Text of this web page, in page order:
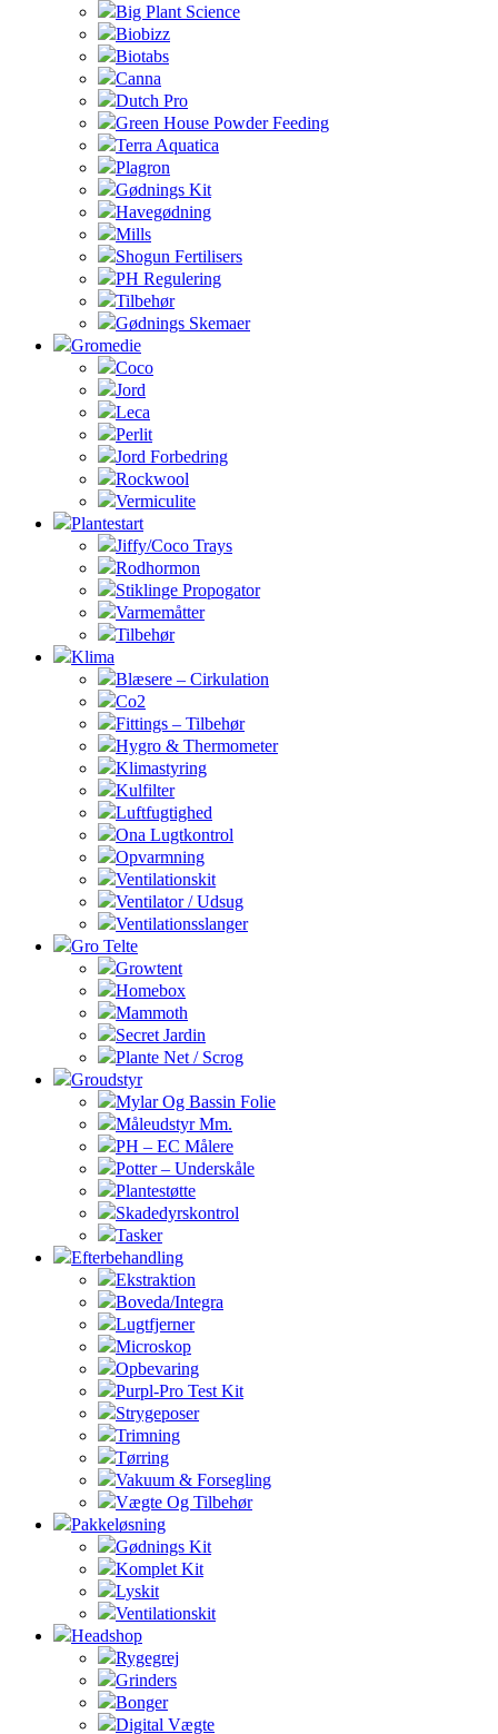
Big Plant Science
Biobizz
Biotabs
Canna
Dutch Pro
Green House Powder Feeding
Terra Aquatica
Plagron
Gødnings Kit
Havegødning
Mills
Shogun Fertilisers
PH Regulering
Tilbehør
Gødnings Skemaer
Gromedie
Coco
Jord
Leca
Perlit
Jord Forbedring
Rockwool
Vermiculite
Plantestart
Jiffy/Coco Trays
Rodhormon
Stiklinge Propogator
Varmemåtter
Tilbehør
Klima
Blæsere – Cirkulation
Co2
Fittings – Tilbehør
Hygro & Thermometer
Klimastyring
Kulfilter
Luftfugtighed
Ona Lugtkontrol
Opvarmning
Ventilationskit
Ventilator / Udsug
Ventilationsslanger
Gro Telte
Growtent
Homebox
Mammoth
Secret Jardin
Plante Net / Scrog
Groudstyr
Mylar Og Bassin Folie
Måleudstyr Mm.
PH – EC Målere
Potter – Underskåle
Plantestøtte
Skadedyrskontrol
Tasker
Efterbehandling
Ekstraktion
Boveda/Integra
Lugtfjerner
Microskop
Opbevaring
Purpl-Pro Test Kit
Strygeposer
Trimning
Tørring
Vakuum & Forsegling
Vægte Og Tilbehør
Pakkeløsning
Gødnings Kit
Komplet Kit
Lyskit
Ventilationskit
Headshop
Rygegrej
Grinders
Bonger
Digital Vægte